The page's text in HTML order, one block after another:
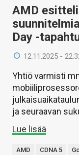
AMD
Day -
12.11.2025 -
Yhtiö varmisti
ja seuraavan
Lue lisää
AMD CDNA 5